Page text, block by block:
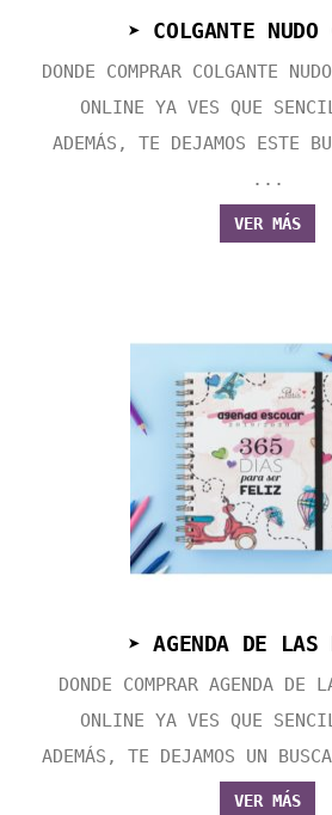
➤ COLGANTE
DONDE COMPRAR COLGANTE
ONLINE YA VES QUE
ADEMÁS, TE DEJAMOS ESTE
...
VER MÁS
➤ AGENDA DE
DONDE COMPRAR AGENDA DE
ONLINE YA VES QUE
ADEMÁS, TE DEJAMOS UN
VER MÁS